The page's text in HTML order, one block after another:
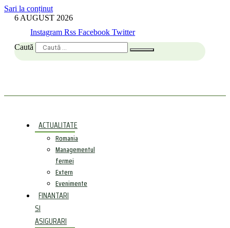
Sari la conținut
6 AUGUST 2026
Instagram Rss Facebook Twitter
Caută
ACTUALITATE
Romania
Managementul
fermei
Extern
Evenimente
FINANTARI
SI
ASIGURARI